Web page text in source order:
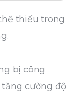
thiếu trong
bị công
cường độ